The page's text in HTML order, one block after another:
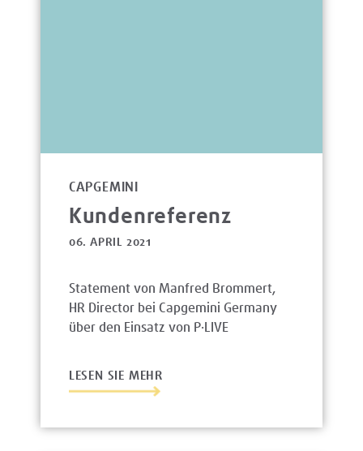
CAPGEMINI
Kundenreferenz
06. APRIL 2021
Statement von Manfred Brommert,
HR Director bei Capgemini Germany
über den Einsatz von P·LIVE
LESEN SIE MEHR